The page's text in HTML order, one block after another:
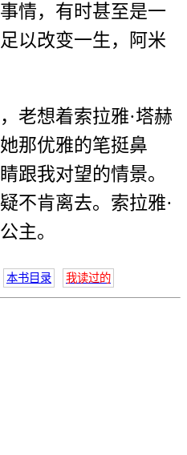
情，有时甚至是一
以改变一生，阿米
老想着索拉雅·塔赫
那优雅的笔挺鼻
跟我对望的情景。
不肯离去。索拉雅·
主。
本书目录 我读过的